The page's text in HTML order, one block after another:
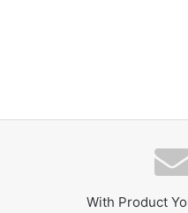
With Product